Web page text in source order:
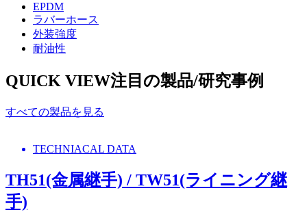
EPDM
ラバーホース
外装強度
耐油性
QUICK VIEW注目の製品/研究事例
すべての製品を見る
TECHNIACAL DATA
TH51(金属継手) / TW51(ライニング継
手)